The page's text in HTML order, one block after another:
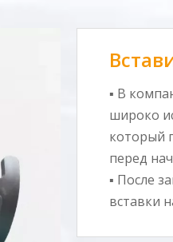
▪ В
широко
который
перед
▪ После
вставки